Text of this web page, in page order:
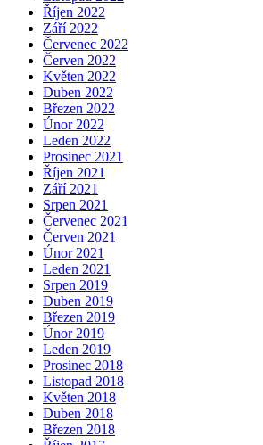
Říjen 2022
Září 2022
Červenec 2022
Červen 2022
Květen 2022
Duben 2022
Březen 2022
Únor 2022
Leden 2022
Prosinec 2021
Říjen 2021
Září 2021
Srpen 2021
Červenec 2021
Červen 2021
Únor 2021
Leden 2021
Srpen 2019
Duben 2019
Březen 2019
Únor 2019
Leden 2019
Prosinec 2018
Listopad 2018
Květen 2018
Duben 2018
Březen 2018